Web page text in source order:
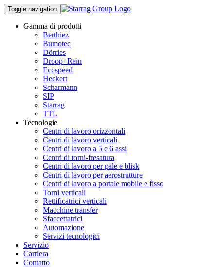
Toggle navigation
Gamma di prodotti
Berthiez
Bumotec
Dörries
Droop+Rein
Ecospeed
Heckert
Scharmann
SIP
Starrag
TTL
Tecnologie
Centri di lavoro orizzontali
Centri di lavoro verticali
Centri di lavoro a 5 e 6 assi
Centri di torni-fresatura
Centri di lavoro per pale e blisk
Centri di lavoro per aerostrutture
Centri di lavoro a portale mobile e fisso
Torni verticali
Rettificatrici verticali
Macchine transfer
Sfaccettatrici
Automazione
Servizi tecnologici
Servizio
Carriera
Contatto